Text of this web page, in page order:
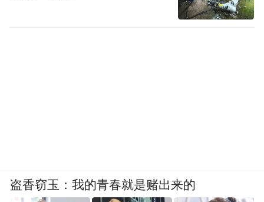
盗香窃玉：我的青春就是赌出来的